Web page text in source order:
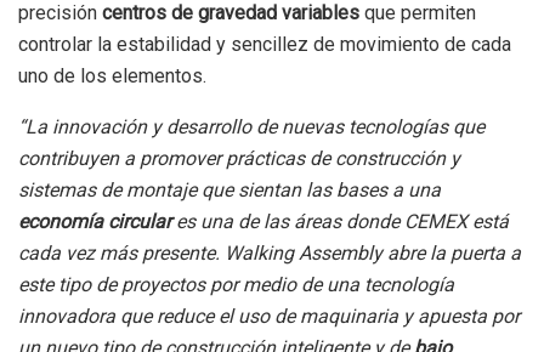
precisión centros de gravedad variables que permiten
controlar la estabilidad y sencillez de movimiento de cada
uno de los elementos.
“La innovación y desarrollo de nuevas tecnologías que
contribuyen a promover prácticas de construcción y
sistemas de montaje que sientan las bases a una
economía circulares una de las áreas donde CEMEX está
cada vez más presente. Walking Assembly abre la puerta a
este tipo de proyectos por medio de una tecnología
innovadora que reduce el uso de maquinaria y apuesta por